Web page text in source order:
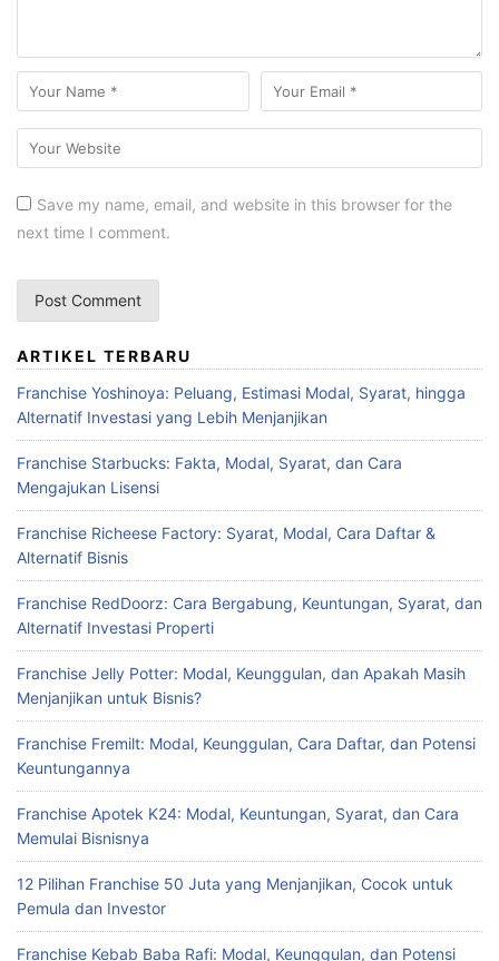
Save my name, email, and website in this browser for the
next time I comment.
ARTIKEL TERBARU
Franchise Yoshinoya: Peluang, Estimasi Modal, Syarat, hingga
Alternatif Investasi yang Lebih Menjanjikan
Franchise Starbucks: Fakta, Modal, Syarat, dan Cara
Mengajukan Lisensi
Franchise Richeese Factory: Syarat, Modal, Cara Daftar &
Alternatif Bisnis
Franchise RedDoorz: Cara Bergabung, Keuntungan, Syarat, dan
Alternatif Investasi Properti
Franchise Jelly Potter: Modal, Keunggulan, dan Apakah Masih
Menjanjikan untuk Bisnis?
Franchise Fremilt: Modal, Keunggulan, Cara Daftar, dan Potensi
Keuntungannya
Franchise Apotek K24: Modal, Keuntungan, Syarat, dan Cara
Memulai Bisnisnya
12 Pilihan Franchise 50 Juta yang Menjanjikan, Cocok untuk
Pemula dan Investor
Franchise Kebab Baba Rafi: Modal, Keunggulan, dan Potensi